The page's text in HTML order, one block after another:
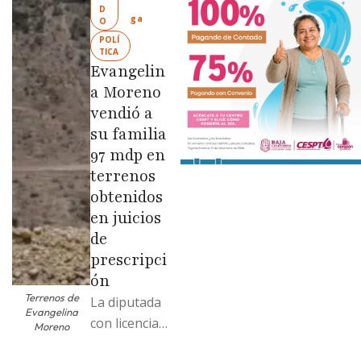
Limpia” en
colonias de
las …
Terrenos de
Evangelina
Moreno
D
O
POLÍ
TICA
ga
Evangelin
a Moreno
vendió a
su familia
97 mdp en
terrenos
obtenidos
en juicios
de
prescripci
ón
La diputada
con licencia